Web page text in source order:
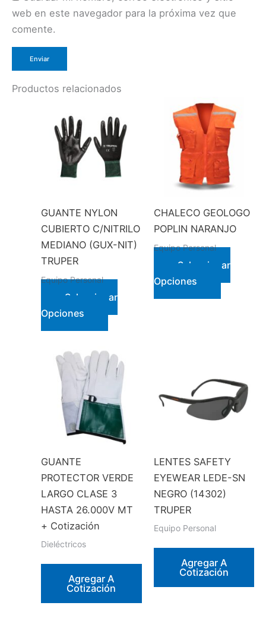
web en este navegador para la próxima vez que
comente.
Productos relacionados
GUANTE NYLON
CUBIERTO C/NITRILO
MEDIANO (GUX-NIT)
TRUPER
Equipo Personal
Seleccionar
Opciones
Este
producto
múltiples
variantes.
Las
opciones
se
pueden
en
la
página
CHALECO GEOLOGO
POPLIN NARANJO
Equipo Personal
Seleccionar
Opciones
Este
producto
opciones
pueden
la
página
de
GUANTE
PROTECTOR VERDE
LARGO CLASE 3
HASTA 26.000V MT
+ Cotización
Dieléctricos
Agregar A
Cotización
LENTES SAFETY
EYEWEAR LEDE-SN
NEGRO (14302)
TRUPER
Equipo Personal
Agregar A
Cotización